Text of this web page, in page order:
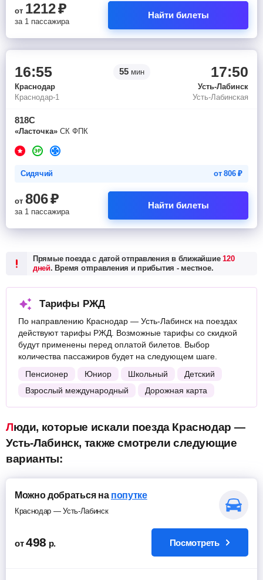
от 1212₽
за 1 пассажира
Найти билеты
16:55 55мин 17:50
Краснодар
Усть-Лабинск
Краснодар-1
Усть-Лабинская
818С
«Ласточка» СК ФПК
Сидячий от806₽
от 806₽
за 1 пассажира
Найти билеты
Прямые поезда с датой отправления в ближайшие120
дней. Время отправления и прибытия - местное.
Тарифы РЖД
По направлению Краснодар — Усть-Лабинск на поездах
действуют тарифы РЖД. Возможные тарифы со скидкой
будут применены перед оплатой билетов. Выбор
количества пассажиров будет на следующем шаге.
Пенсионер
Юниор Школьный
Детский
Взрослый международный
Дорожная карта
Люди, которые искали поезда Краснодар —
Усть-Лабинск, также смотрели следующие
варианты:
Можно добраться на попутке
Краснодар — Усть-Лабинск
от498 р. Посмотреть